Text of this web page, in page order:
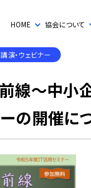
HOME 協会について
講演・ウェビナー
前線～中小
ーの開催に